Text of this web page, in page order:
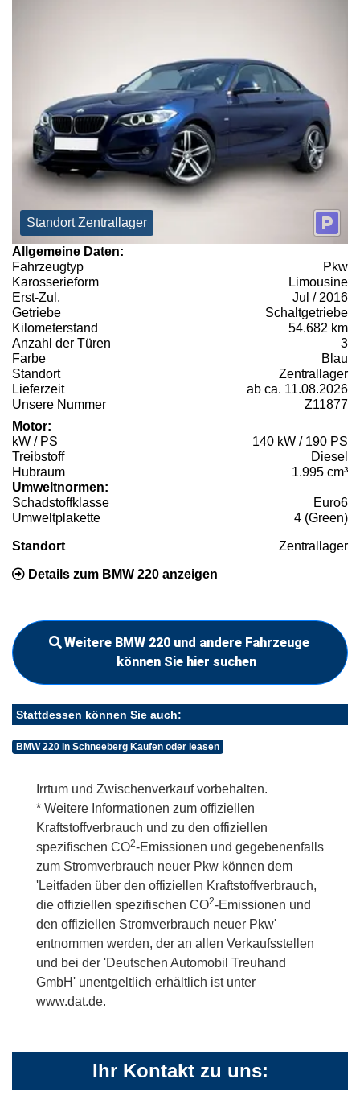
Standort Zentrallager
Allgemeine Daten:
Fahrzeugtyp
Pkw
Karosserieform
Limousine
Erst-Zul.
Jul / 2016
Getriebe
Schaltgetriebe
Kilometerstand
54.682 km
Anzahl der Türen
3
Farbe
Blau
Standort
Zentrallager
Lieferzeit
ab ca. 11.08.2026
Unsere Nummer
Z11877
Motor:
kW / PS
140 kW / 190 PS
Treibstoff
Diesel
Hubraum
1.995 cm³
Umweltnormen:
Schadstoffklasse
Euro6
Umweltplakette
4 (Green)
Standort Zentrallager
Details zum BMW 220 anzeigen
Weitere BMW 220 und andere Fahrzeuge
können Sie hier suchen
Stattdessen können Sie auch:
BMW 220 in Schneeberg Kaufen oder leasen
Irrtum und Zwischenverkauf vorbehalten.
* Weitere Informationen zum offiziellen
Kraftstoffverbrauch und zu den offiziellen
spezifischen CO2-Emissionen und gegebenenfalls
zum Stromverbrauch neuer Pkw können dem
'Leitfaden über den offiziellen Kraftstoffverbrauch,
die offiziellen spezifischen CO2-Emissionen und
den offiziellen Stromverbrauch neuer Pkw'
entnommen werden, der an allen Verkaufsstellen
und bei der 'Deutschen Automobil Treuhand
GmbH' unentgeltlich erhältlich ist unter
www.dat.de.
Ihr Kontakt zu uns: